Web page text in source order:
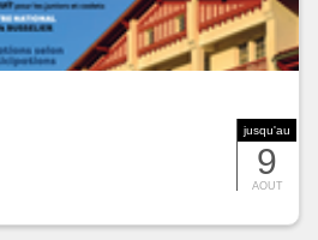
jusqu'au
9
AOUT